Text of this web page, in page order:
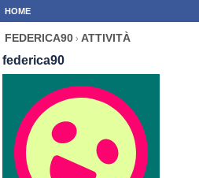
HOME
FEDERICA90 › ATTIVITÀ
federica90